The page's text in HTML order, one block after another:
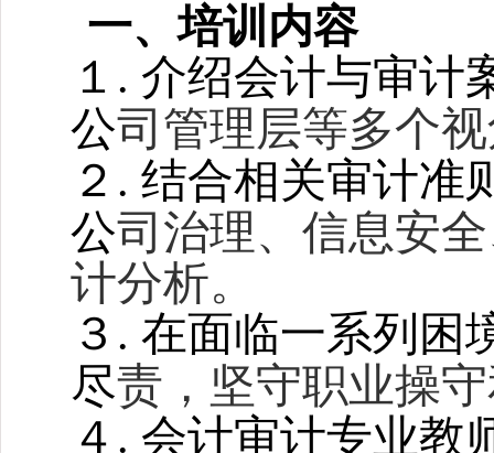
一、培训内容
１. 介绍会计与审计
公司管理层等多个
２. 结合相关审计准
公司治理、信息安
计分析。
３. 在面临一系列困
尽责 ，坚守职业操
４. 会计审计专业教